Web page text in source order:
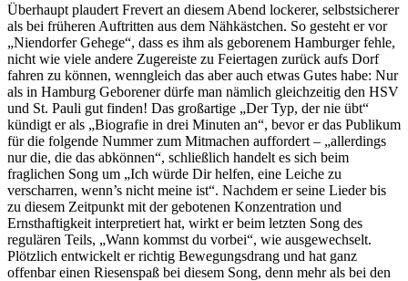
Überhaupt plaudert Frevert an diesem Abend lockerer, selbstsicherer
als bei früheren Auftritten aus dem Nähkästchen. So gesteht er vor
„Niendorfer Gehege“, dass es ihm als geborenem Hamburger fehle,
nicht wie viele andere Zugereiste zu Feiertagen zurück aufs Dorf
fahren zu können, wenngleich das aber auch etwas Gutes habe: Nur
als in Hamburg Geborener dürfe man nämlich gleichzeitig den HSV
und St. Pauli gut finden! Das großartige „Der Typ, der nie übt“
kündigt er als „Biografie in drei Minuten an“, bevor er das Publikum
für die folgende Nummer zum Mitmachen auffordert – „allerdings
nur die, die das abkönnen“, schließlich handelt es sich beim
fraglichen Song um „Ich würde Dir helfen, eine Leiche zu
verscharren, wenn’s nicht meine ist“. Nachdem er seine Lieder bis
zu diesem Zeitpunkt mit der gebotenen Konzentration und
Ernsthaftigkeit interpretiert hat, wirkt er beim letzten Song des
regulären Teils, „Wann kommst du vorbei“, wie ausgewechselt.
Plötzlich entwickelt er richtig Bewegungsdrang und hat ganz
offenbar einen Riesenspaß bei diesem Song, denn mehr als bei den